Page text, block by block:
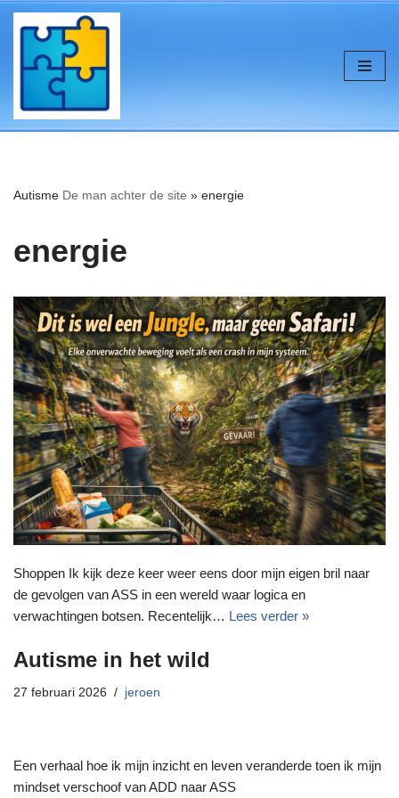
de
inhoud
naar
inhoud
Autisme De man achter de site » energie
energie
Shoppen Ik kijk deze keer weer eens door mijn eigen bril naar
de gevolgen van ASS in een wereld waar logica en
verwachtingen botsen. Recentelijk… Lees verder »
Autisme in het wild
27 februari 2026 jeroen
Een verhaal hoe ik mijn inzicht en leven veranderde toen ik mijn
mindset verschoof van ADD naar ASS